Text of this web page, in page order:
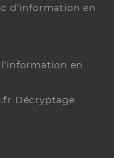
d'information en
en
Décryptage